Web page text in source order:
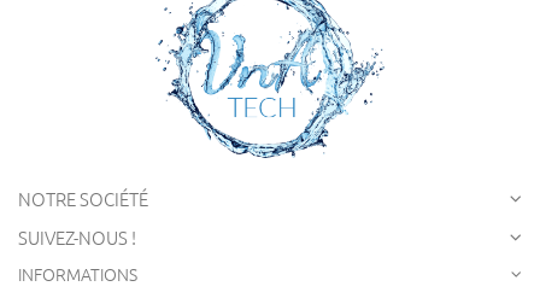
NOTRE SOCIÉTÉ
SUIVEZ-NOUS !
INFORMATIONS